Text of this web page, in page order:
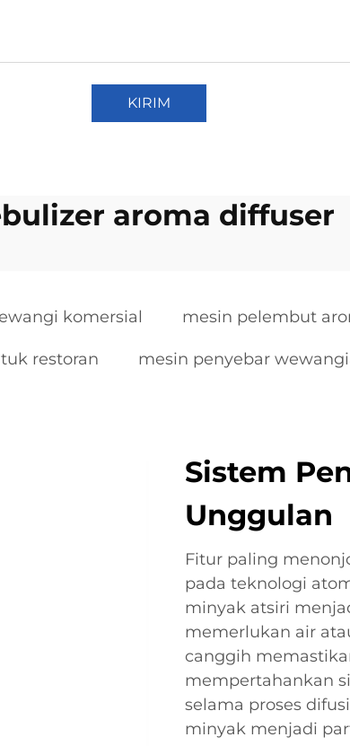
KIRIM
aroma diffuser
komersial mesin pelembut
restoran mesin penyebar
Sistem
Unggulan
Fitur paling
pada teknologi
minyak atsiri
memerlukan air
canggih
mempertahankan
selama proses
minyak menjadi